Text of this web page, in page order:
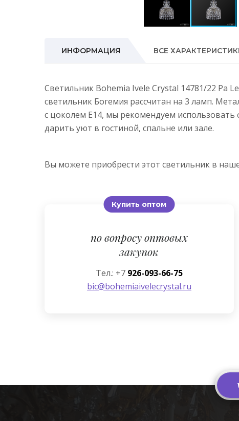
ИНФОРМАЦИЯ ВСЕ
Светильник Bohemia Ivele Crystal 14781/22 Pa
светильник Богемия рассчитан на 3 ламп.
с цоколем E14, мы рекомендуем
дарить уют в гостиной, спальне или зале.
Вы можете приобрести этот светильник в
Купить оптом
по вопросу оптовых
закупок
Тел.: +7 926-093-66-75
bic@bohemiaivelecrystal.ru